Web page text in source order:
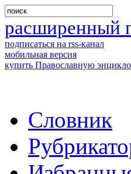
расширенный
подписаться на rss-канал
мобильная версия
купить Православную
Словник